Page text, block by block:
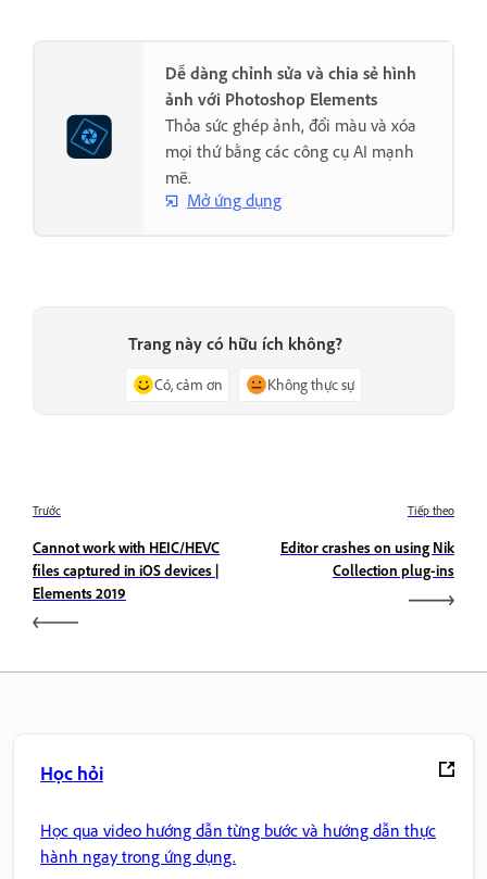
Dễ dàng chỉnh sửa và chia sẻ hình
ảnh với Photoshop Elements
Thỏa sức ghép ảnh, đổi màu và xóa
mọi thứ bằng các công cụ AI mạnh
mẽ.
Mở ứng dụng
Trang này có hữu ích không?
Có, cảm ơn Không thực sự
Trước
Cannot work with HEIC/HEVC
files captured in iOS devices |
Elements 2019
Tiếp theo
Editor crashes on using Nik
Collection plug-ins
Học hỏi
Học qua video hướng dẫn từng bước và hướng dẫn thực
hành ngay trong ứng dụng.